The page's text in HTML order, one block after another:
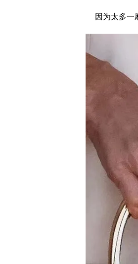
因为太多一厢